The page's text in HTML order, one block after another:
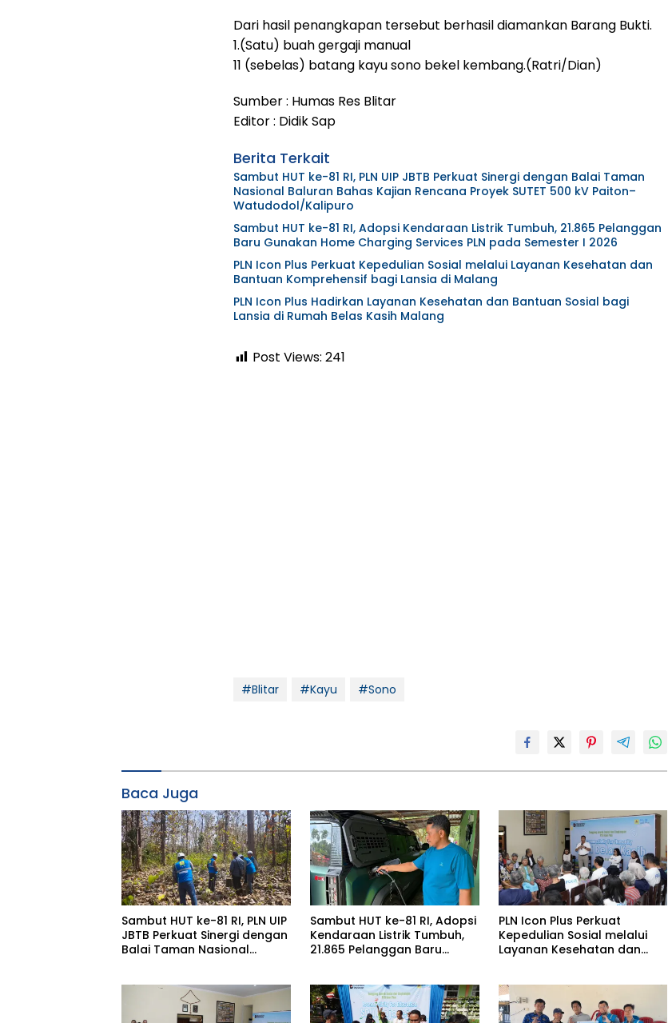
Dari hasil penangkapan tersebut berhasil diamankan Barang Bukti.
1.(Satu) buah gergaji manual
11 (sebelas) batang kayu sono bekel kembang.(Ratri/Dian)
Sumber : Humas Res Blitar
Editor : Didik Sap
Berita Terkait
Sambut HUT ke-81 RI, PLN UIP JBTB Perkuat Sinergi dengan Balai Taman
Nasional Baluran Bahas Kajian Rencana Proyek SUTET 500 kV Paiton–
Watudodol/Kalipuro
Sambut HUT ke-81 RI, Adopsi Kendaraan Listrik Tumbuh, 21.865 Pelanggan
Baru Gunakan Home Charging Services PLN pada Semester I 2026
PLN Icon Plus Perkuat Kepedulian Sosial melalui Layanan Kesehatan dan
Bantuan Komprehensif bagi Lansia di Malang
PLN Icon Plus Hadirkan Layanan Kesehatan dan Bantuan Sosial bagi
Lansia di Rumah Belas Kasih Malang
Post Views: 241
#Blitar #Kayu #Sono
Baca Juga
Sambut HUT ke-81 RI, PLN UIP
JBTB Perkuat Sinergi dengan
Balai Taman Nasional
kV Paiton–
Watudodol/Kalipuro
Sambut HUT ke-81 RI, Adopsi
Kendaraan Listrik Tumbuh,
21.865 Pelanggan Baru
I 2026
PLN Icon Plus Perkuat
Kepedulian Sosial melalui
Layanan Kesehatan dan